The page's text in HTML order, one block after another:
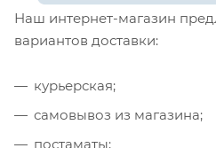
Наш интернет-магазин
вариантов доставки:
курьерская;
самовывоз из магазина;
постаматы;